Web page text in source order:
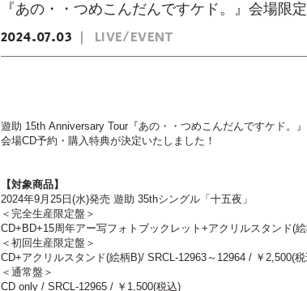
『あの・・つめこんだんですケド。』会場限
2024 07 03 LIVE/EVENT
遊助 15th Anniversary Tour『あの・・つめこんだんですケド。』
会場CD予約・購入特典が決定いたしました！
【対象商品】
2024年9月25日(水)発売 遊助 35thシングル「十五夜」
＜完全生産限定盤＞
CD+BD+15周年アー写フォトブックレット+アクリルスタンド(
＜初回生産限定盤＞
CD+アクリルスタンド(絵柄B)/ SRCL-12963～12964 / ￥2,500(
＜通常盤＞
CD only / SRCL-12965 / ￥1,500(税込)